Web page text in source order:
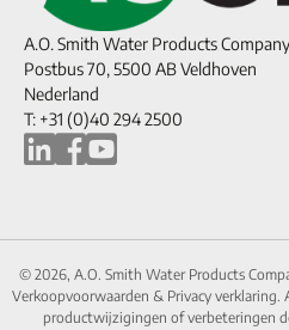
A.O. Smith Water Products Company
Postbus 70, 5500 AB Veldhoven
Nederland
T: +31 (0)40 294 2500
© 2026, A.O. Smith Water Products
Verkoopvoorwaarden & Privacy verklaring.
productwijzigingen of verbeteringen